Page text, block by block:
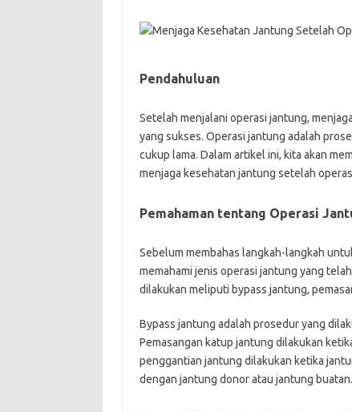
Pendahuluan
Setelah menjalani operasi jantung,
yang sukses. Operasi jantung adalah
cukup lama. Dalam artikel ini, kita akan
menjaga kesehatan jantung setelah
Pemahaman tentang Operasi
Sebelum membahas langkah-langkah
memahami jenis operasi jantung yang
dilakukan meliputi bypass jantung,
Bypass jantung adalah prosedur yang
Pemasangan katup jantung dilakukan
penggantian jantung dilakukan ketika
dengan jantung donor atau jantung buatan.